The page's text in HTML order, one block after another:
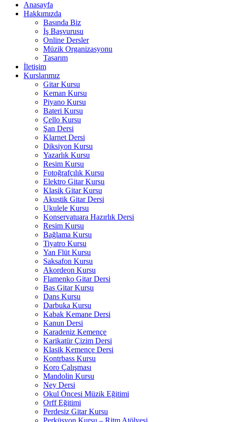
Anasayfa
Hakkımızda
Basında Biz
İş Başvurusu
Online Dersler
Müzik Organizasyonu
Tasarım
İletişim
Kurslarımız
Gitar Kursu
Keman Kursu
Piyano Kursu
Bateri Kursu
Çello Kursu
Şan Dersi
Klarnet Dersi
Diksiyon Kursu
Yazarlık Kursu
Resim Kursu
Fotoğrafçılık Kursu
Elektro Gitar Kursu
Klasik Gitar Kursu
Akustik Gitar Dersi
Ukulele Kursu
Konservatuara Hazırlık Dersi
Resim Kursu
Bağlama Kursu
Tiyatro Kursu
Yan Flüt Kursu
Saksafon Kursu
Akordeon Kursu
Flamenko Gitar Dersi
Bas Gitar Kursu
Dans Kursu
Darbuka Kursu
Kabak Kemane Dersi
Kanun Dersi
Karadeniz Kemençe
Karikatür Çizim Dersi
Klasik Kemençe Dersi
Kontrbass Kursu
Koro Çalışması
Mandolin Kursu
Ney Dersi
Okul Öncesi Müzik Eğitimi
Orff Eğitimi
Perdesiz Gitar Kursu
Perküsyon Kursu – Ritm Atölyesi